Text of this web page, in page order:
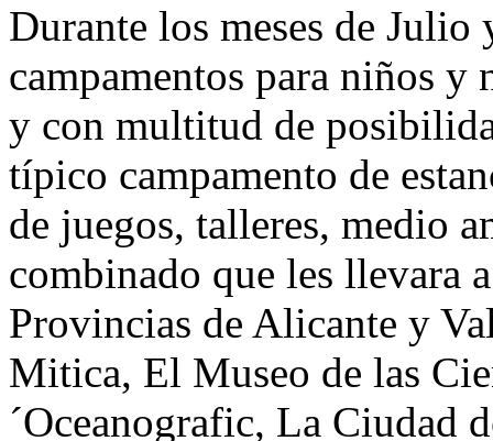
Durante los meses de
campamentos para niños y
y con multitud de
típico campamento de
de juegos, talleres, medio
combinado que les llevara
Provincias de Alicante y
Mitica, El Museo de las
´Oceanografic, La Ciudad